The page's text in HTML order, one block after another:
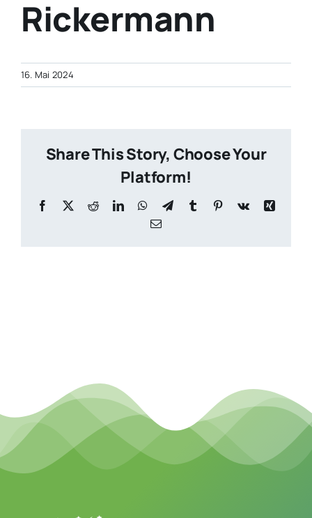
ARCHIV
Rickermann
16. Mai 2024
Share This Story, Choose Your
Platform!
Facebook
X RedditLinkedInWhatsApp
TelegramTumblr Pinterest
Vk
Xing
E-